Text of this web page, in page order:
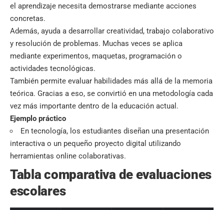
el aprendizaje necesita demostrarse mediante acciones
concretas.
Además, ayuda a desarrollar creatividad, trabajo colaborativo
y resolución de problemas. Muchas veces se aplica
mediante experimentos, maquetas, programación o
actividades tecnológicas.
También permite evaluar habilidades más allá de la memoria
teórica. Gracias a eso, se convirtió en una metodología cada
vez más importante dentro de la educación actual.
Ejemplo práctico
En tecnología, los estudiantes diseñan una presentación
interactiva o un pequeño proyecto digital utilizando
herramientas online colaborativas.
Tabla comparativa de evaluaciones
escolares